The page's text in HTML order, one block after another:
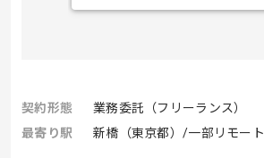
契約形態
業務委託（フリーランス）
最寄り駅
新橋（東京都）/一部リモート